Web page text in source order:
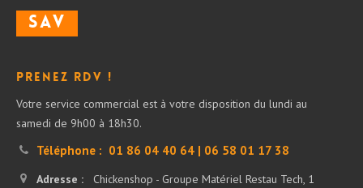
SAV
Prenez RDV !
Votre service commercial est à votre disposition du lundi au
samedi de 9h00 à 18h30.
Téléphone : 01 86 04 40 64 | 06 58 01 17 38
Adresse : Chickenshop - Groupe Matériel Restau Tech, 1